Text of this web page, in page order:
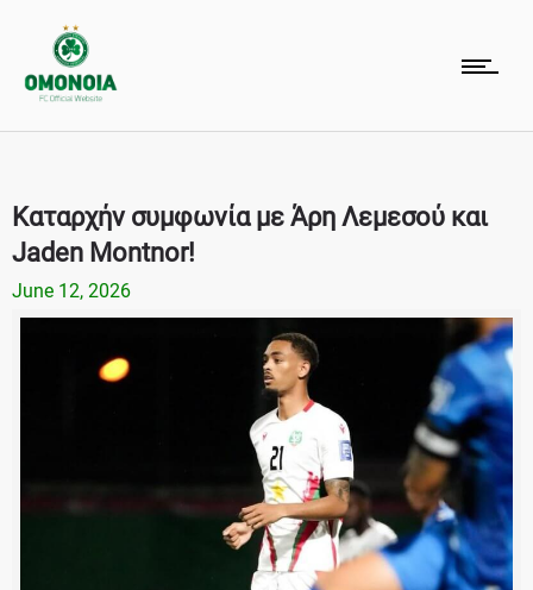
Καταρχήν συμφωνία με Άρη Λεμεσού και
Jaden Montnor!
June 12, 2026